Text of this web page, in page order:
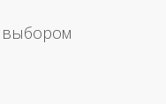
выбором